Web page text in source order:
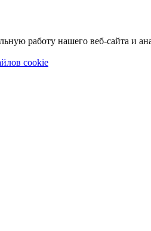
работу нашего веб-сайта и
cookie